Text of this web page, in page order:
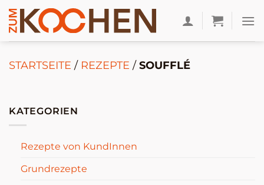
Zum
Inhalt
springen
STARTSEITE / REZEPTE /SOUFFLÉ
KATEGORIEN
Rezepte von KundInnen
Grundrezepte